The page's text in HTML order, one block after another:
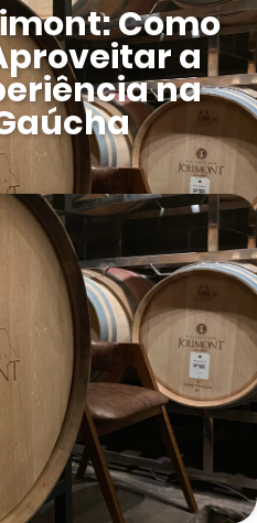
Como
a
na